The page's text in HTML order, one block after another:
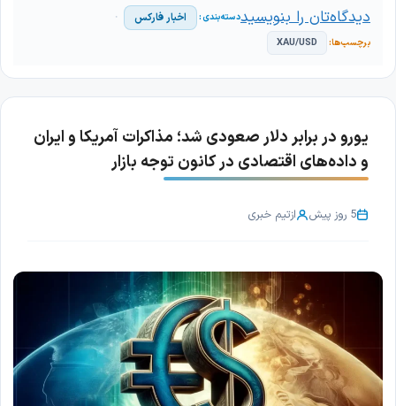
اخبار فارکس
XAU/USD
دیدگاه‌تان را بنویسید
یورو در برابر دلار صعودی شد؛ مذاکرات آمریکا و ایران
و داده‌های اقتصادی در کانون توجه بازار
5 روز پیش ازتیم خبری